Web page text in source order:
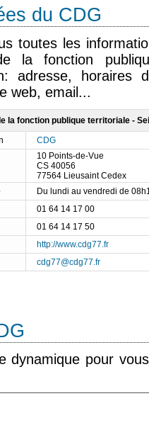
du CDG
toutes les
la fonction
adresse, horaires
web, email...
la fonction publique territoriale -
CDG
10 Points-de-Vue
CS 40056
77564 Lieusaint Cedex
Du lundi au vendredi de
01 64 14 17 00
01 64 14 17 50
http://www.cdg77.fr
cdg77@cdg77.fr
dynamique pour